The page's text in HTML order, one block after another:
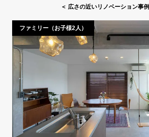
＜ 広さの近いリノベーション事例
ファミリー（お子様2人）